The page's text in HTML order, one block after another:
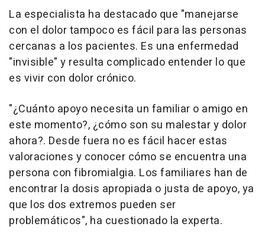
La especialista ha destacado que "manejarse
con el dolor tampoco es fácil para las personas
cercanas a los pacientes. Es una enfermedad
"invisible" y resulta complicado entender lo que
es vivir con dolor crónico.
"¿Cuánto apoyo necesita un familiar o amigo en
este momento?, ¿cómo son su malestar y dolor
ahora?. Desde fuera no es fácil hacer estas
valoraciones y conocer cómo se encuentra una
persona con fibromialgia. Los familiares han de
encontrar la dosis apropiada o justa de apoyo, ya
que los dos extremos pueden ser
problemáticos", ha cuestionado la experta.